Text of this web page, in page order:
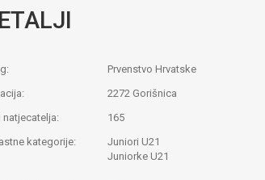
Prvenstvo Hrvatske
2272 Gorišnica
natjecatelja:
165
kategorije:
Juniori U21
Juniorke U21